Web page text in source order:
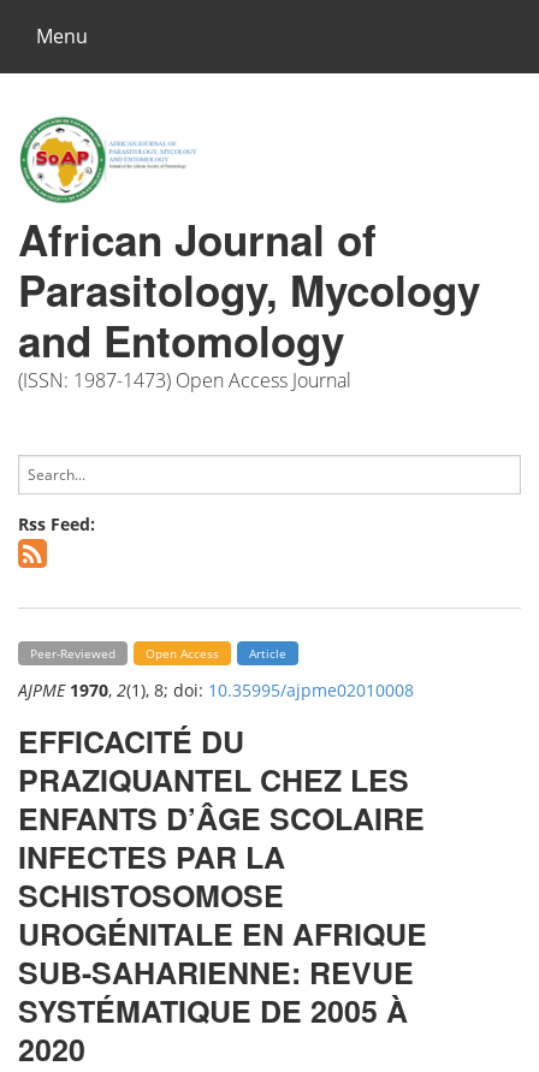
Menu
African Journal of
Parasitology, Mycology
and Entomology
(ISSN: 1987-1473) Open Access Journal
Rss Feed:
Peer-Reviewed Open Access Article
AJPME 1970, 2(1), 8; doi: 10.35995/ajpme02010008
EFFICACITÉ DU
PRAZIQUANTEL CHEZ LES
ENFANTS D’ÂGE SCOLAIRE
INFECTES PAR LA
SCHISTOSOMOSE
UROGÉNITALE EN AFRIQUE
SUB-SAHARIENNE: REVUE
SYSTÉMATIQUE DE 2005 À
2020